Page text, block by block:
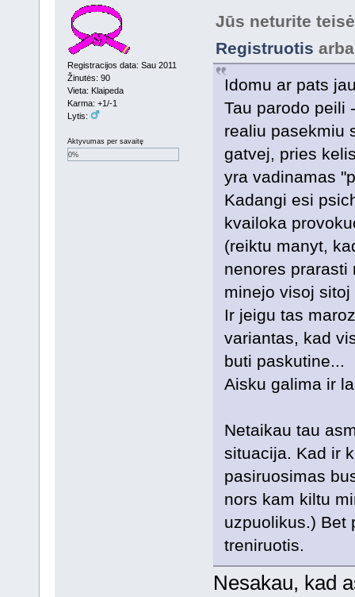
Registracijos data: Sau 2011
Žinutės: 90
Vieta: Klaipeda
Karma: +1/-1
Lytis:
Aktyvumas per savaitę
0%
Jūs neturite
Registruotis
Idomu ar pats
Tau parodo peili
realiu pasekmiu
gatvej, pries
yra vadinamas
Kadangi esi
kvailoka
(reiktu manyt,
nenores prarasti
minejo visoj
Ir jeigu tas
variantas, kad
buti paskutine...
Aisku galima ir
Netaikau tau
situacija. Kad ir
pasiruosimas
nors kam kiltu
uzpuolikus.) Bet
treniruotis.
Nesakau, kad